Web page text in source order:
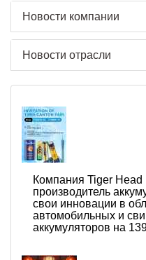
Новости компании
Новости отрасли
Компания Tiger
производитель
свои инновации в
автомобильных и
аккумуляторов на